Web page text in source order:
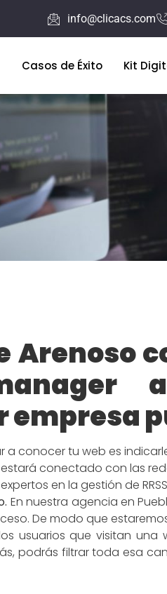
info@clicacs.com
Casos de Éxito Kit
Arenoso
a conocer tu web es
conectado con las
en la gestión de
En nuestra agencia en
De modo que
usuarios que visitan
podrás filtrar toda esa